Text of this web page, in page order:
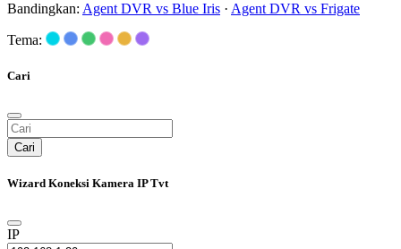
Bandingkan: Agent DVR vs Blue Iris · Agent DVR vs Frigate
Tema:
Cari
Cari
Wizard Koneksi Kamera IP Tvt
IP